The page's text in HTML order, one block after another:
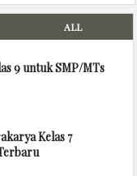
ALL
9 untuk SMP/MTs
Kelas 7